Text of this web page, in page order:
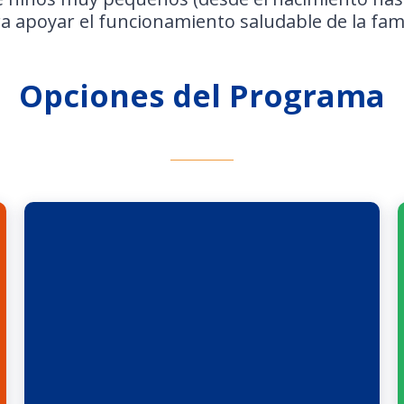
apoyar el funcionamiento saludable de la
Opciones del Programa